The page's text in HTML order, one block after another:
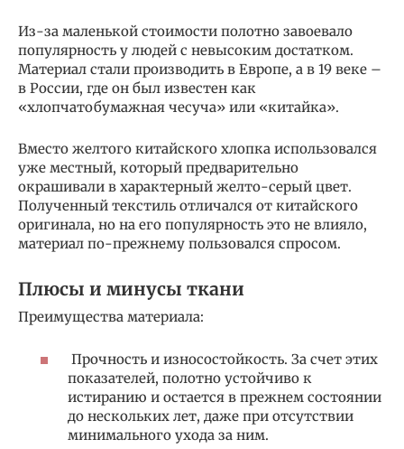
Из-за маленькой стоимости полотно завоевало
популярность у людей с невысоким достатком.
Материал стали производить в Европе, а в 19 веке –
в России, где он был известен как
«хлопчатобумажная чесуча» или «китайка».
Вместо желтого китайского хлопка использовался
уже местный, который предварительно
окрашивали в характерный желто-серый цвет.
Полученный текстиль отличался от китайского
оригинала, но на его популярность это не влияло,
материал по-прежнему пользовался спросом.
Плюсы и минусы ткани
Преимущества материала:
Прочность и износостойкость. За счет этих
показателей, полотно устойчиво к
истиранию и остается в прежнем состоянии
до нескольких лет, даже при отсутствии
минимального ухода за ним.